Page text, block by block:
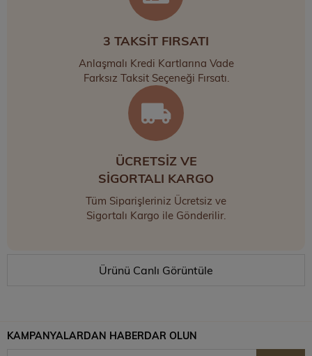
3 TAKSİT FIRSATI
Anlaşmalı Kredi Kartlarına Vade
Farksız Taksit Seçeneği Fırsatı.
ÜCRETSİZ VE
SİGORTALI KARGO
Tüm Siparişleriniz Ücretsiz ve
Sigortalı Kargo ile Gönderilir.
Ürünü Canlı Görüntüle
KAMPANYALARDAN HABERDAR OLUN